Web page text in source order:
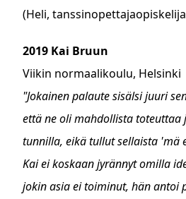
(Heli,
2019 Kai Bruun
Viikin normaalikoulu, Helsinki
"Jokainen palaute sisälsi juuri
että ne oli mahdollista toteuttaa
tunnilla, eikä tullut sellaista 'mä
Kai ei koskaan jyrännyt omilla
jokin asia ei toiminut, hän antoi